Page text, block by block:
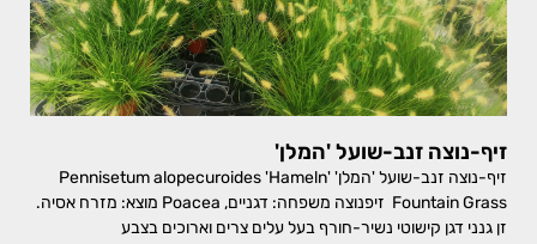
זיף-נוצה זנב-שועל 'המלן'
זיף-נוצה זנב-שועל 'המלן' Pennisetum alopecuroides 'Hameln'
Fountain Grass זיפנוצה משפחה: דגניים, Poacea מוצא: מזרח אסיה.
זן גנני דגן קישוטי נשיר-חורף בעל עלים צרים וארוכים בצבע